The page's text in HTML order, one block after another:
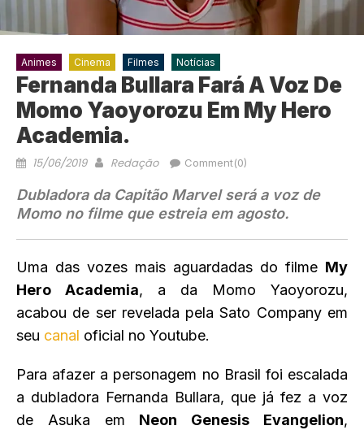
Animes Cinema Filmes Notícias
Fernanda Bullara Fará A Voz De
Momo Yaoyorozu Em My Hero
Academia.
15/06/2019 Redação Comment(0)
Dubladora da Capitão Marvel será a voz de
Momo no filme que estreia em agosto.
Uma das vozes mais aguardadas do filme My
Hero Academia, a da Momo Yaoyorozu,
acabou de ser revelada pela Sato Company em
seu canal oficial no Youtube.
Para afazer a personagem no Brasil foi escalada
a dubladora Fernanda Bullara, que já fez a voz
de Asuka em Neon Genesis Evangelion,